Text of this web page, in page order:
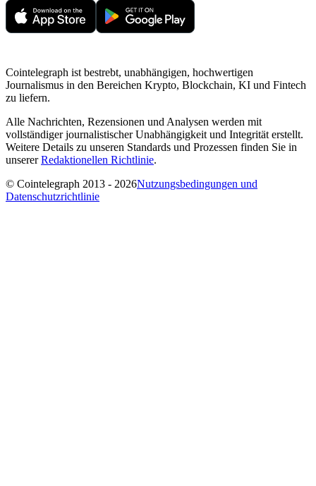
Cointelegraph ist bestrebt, unabhängigen, hochwertigen
Journalismus in den Bereichen Krypto, Blockchain, KI und Fintech
zu liefern.
Alle Nachrichten, Rezensionen und Analysen werden mit
vollständiger journalistischer Unabhängigkeit und Integrität erstellt.
Weitere Details zu unseren Standards und Prozessen finden Sie in
unsererRedaktionellen Richtlinie.
© Cointelegraph 2013 - 2026Nutzungsbedingungen und
Datenschutzrichtlinie